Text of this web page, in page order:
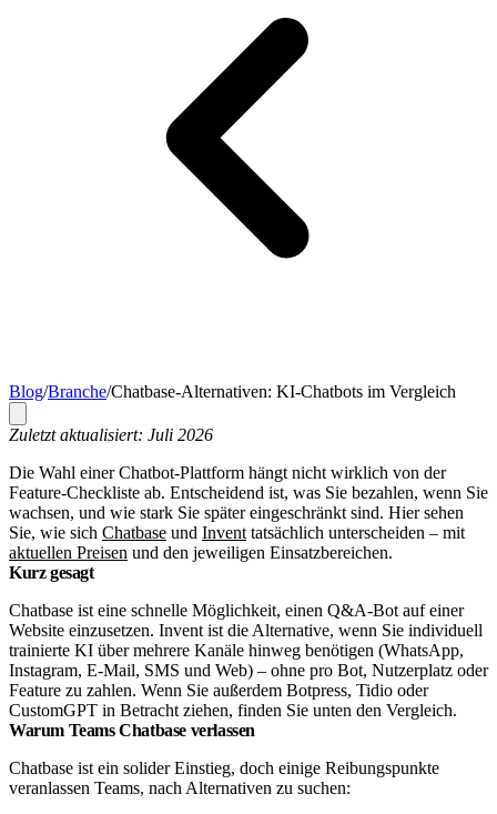
Blog/Branche/Chatbase-Alternativen: KI-Chatbots im Vergleich
Zuletzt aktualisiert: Juli 2026
Die Wahl einer Chatbot-Plattform hängt nicht wirklich von der
Feature-Checkliste ab. Entscheidend ist, was Sie bezahlen, wenn Sie
wachsen, und wie stark Sie später eingeschränkt sind. Hier sehen
Sie, wie sich Chatbase und Invent tatsächlich unterscheiden – mit
aktuellen Preisen und den jeweiligen Einsatzbereichen.
Kurz gesagt
Chatbase ist eine schnelle Möglichkeit, einen Q&A-Bot auf einer
Website einzusetzen. Invent ist die Alternative, wenn Sie individuell
trainierte KI über mehrere Kanäle hinweg benötigen (WhatsApp,
Instagram, E-Mail, SMS und Web) – ohne pro Bot, Nutzerplatz oder
Feature zu zahlen. Wenn Sie außerdem Botpress, Tidio oder
CustomGPT in Betracht ziehen, finden Sie unten den Vergleich.
Warum Teams Chatbase verlassen
Chatbase ist ein solider Einstieg, doch einige Reibungspunkte
veranlassen Teams, nach Alternativen zu suchen: